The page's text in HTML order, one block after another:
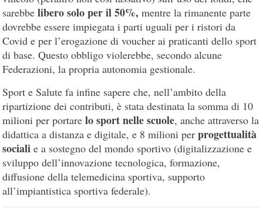
sarebbelibero solo per il 50%, mentre la rimanente parte
dovrebbe essere impiegata i parti uguali per i ristori da
Covid e per l’erogazione di voucher ai praticanti dello sport
di base. Questo obbligo violerebbe, secondo alcune
Federazioni, la propria autonomia gestionale.
Sport e Salute fa infine sapere che, nell’ambito della
ripartizione dei contributi, è stata destinata la somma di 10
milioni per portarelo sport nelle scuole, anche attraverso la
didattica a distanza e digitale, e 8 milioni perprogettualità
sociali e a sostegno del mondo sportivo (digitalizzazione e
sviluppo dell’innovazione tecnologica, formazione,
diffusione della telemedicina sportiva, supporto
all’impiantistica sportiva federale).